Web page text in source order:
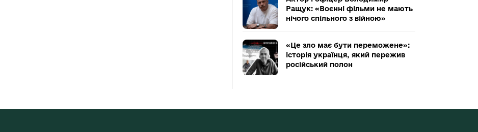
Ращук: «Воєнні фільми не мають
нічого спільного з війною»
«Це зло має бути переможене»:
історія українця, який пережив
російський полон